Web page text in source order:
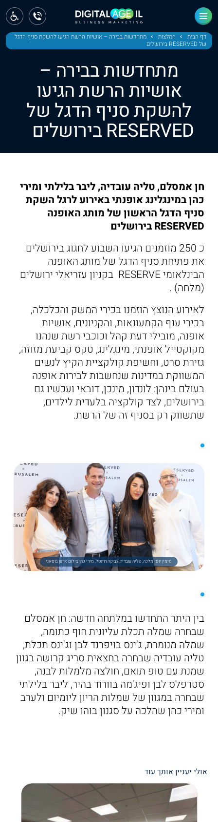
דף הבית המלצות
מתחדשות בבירה – אושיות הרשת הגיעו להשקת סניף הדגל
של RESERVED בירושלים
מתחדשות בבירה –
אושיות הרשת הגיעו
להשקת סניף הדגל של
RESERVED בירושלים
חן אמסלם, טליה עובדיה, ליבר בלילתי ומירי
כהן במינגלינג אופנתי באירוע לרגל השקת
סניף הדגל הראשון של מותג האופנה
RESERVED בירושלים
כ 250 מוזמנים הגיעו השבוע לחגוג בירושלים
את פתיחת סניף הדגל של מותג האופנה
הבינלאומי RESERVE בקניון עזריאלי ירושלים
(מלחה) .
לאירוע הנוצץ הוזמנו בכירי המשק והכלכלה,
בכירי ענף הקמעונאות, והקניונים, אושיות
אופנה, מובילי דעת קהל וכוכבי רשת שנהנו
מקוקטייל אופנתי, מינגלינג, טקס קביעת מזוזה,
גזירת סרט, וחשיפת קולקציית הקיץ לנשים
המשווקת במדינות שנחשבות לבירות אופנה
בעולם בינהן: לונדון, מינכן, דובאי ועכשיו גם
בירושלים, לצד קולקציה בלעדית לילדים,
שתשווק רק בסניף זה של הרשת.
מימין יוסי מלכה, טליה עובדיה,צביקה רוזנטל, מירי כהן צילום ארנון בוסאני
בין היתר התחדשו במלתחה חדשה: חן אמסלם
שבחרה שמלה תכלת עליונית חוף כתומה,
שמלה מנומרת, ג'ינס בויפרנד לבן וג'ינס תכלת,
טליה עובדיה שבחרה בחצאית סריג קרושה בגוון
שמנת עם טופ תואם, חולצה מלמלות לבנה,
סטרפלס לבן ופיג'מה בוורוד בהיר, ליבר בלילתי
שבחרה במגוון של שמלות הריון ליומיום ולערב
ומירי כהן שהלכה על סגנון בוהו שיק.
אולי יעניין אותך עוד
ראשי
חדשות
מחוז חיפה
מחוז מרכז
מחוז דרום